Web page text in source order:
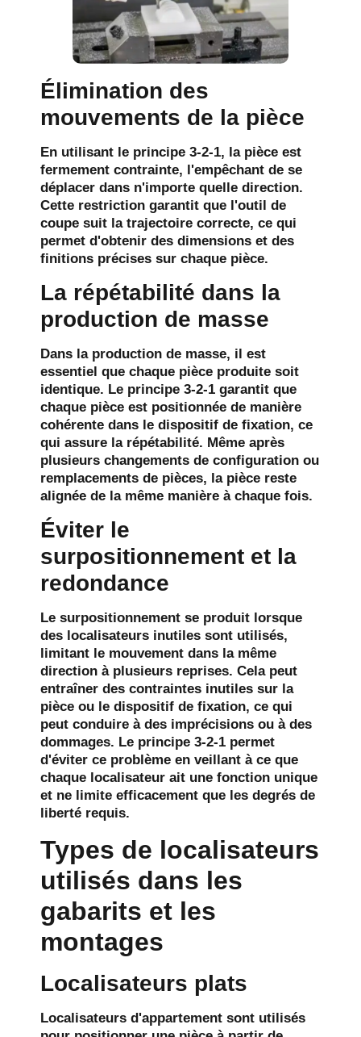
Élimination des
mouvements de la pièce
En utilisant le principe 3-2-1, la pièce est
fermement contrainte, l'empêchant de se
déplacer dans n'importe quelle direction.
Cette restriction garantit que l'outil de
coupe suit la trajectoire correcte, ce qui
permet d'obtenir des dimensions et des
finitions précises sur chaque pièce.
La répétabilité dans la
production de masse
Dans la production de masse, il est
essentiel que chaque pièce produite soit
identique. Le principe 3-2-1 garantit que
chaque pièce est positionnée de manière
cohérente dans le dispositif de fixation, ce
qui assure la répétabilité. Même après
plusieurs changements de configuration ou
remplacements de pièces, la pièce reste
alignée de la même manière à chaque fois.
Éviter le
surpositionnement et la
redondance
Le surpositionnement se produit lorsque
des localisateurs inutiles sont utilisés,
limitant le mouvement dans la même
direction à plusieurs reprises. Cela peut
entraîner des contraintes inutiles sur la
pièce ou le dispositif de fixation, ce qui
peut conduire à des imprécisions ou à des
dommages. Le principe 3-2-1 permet
d'éviter ce problème en veillant à ce que
chaque localisateur ait une fonction unique
et ne limite efficacement que les degrés de
liberté requis.
Types de localisateurs
utilisés dans les
gabarits et les
montages
Localisateurs plats
Localisateurs d'appartement sont utilisés